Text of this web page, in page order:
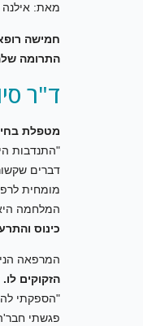
מאת: אילנה
חמישה
התרומה
ד"ר
מטפלת
"התנדבות
דברים
מומחית
המלחמה
כינוס
המרפאה
הזקוקים לו.
"הספקתי
פגשתי